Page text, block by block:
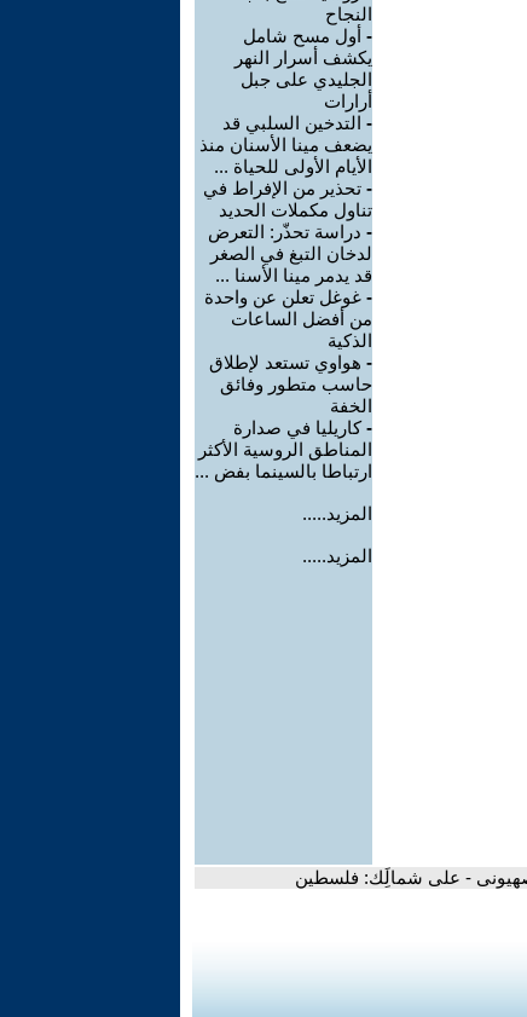
النجاح
- أول مسح شامل
يكشف أسرار النهر
الجليدي على جبل
أرارات
- التدخين السلبي قد
يضعف مينا الأسنان منذ
الأيام الأولى للحياة ...
- تحذير من الإفراط في
تناول مكملات الحديد
- دراسة تحذّر: التعرض
لدخان التبغ في الصغر
قد يدمر مينا الأسنا ...
- غوغل تعلن عن واحدة
من أفضل الساعات
الذكية
- هواوي تستعد لإطلاق
حاسب متطور وفائق
الخفة
-كاريليا في صدارة
المناطق الروسية الأكثر
ارتباطا بالسينما بفض ...
المزيد.....
المزيد.....